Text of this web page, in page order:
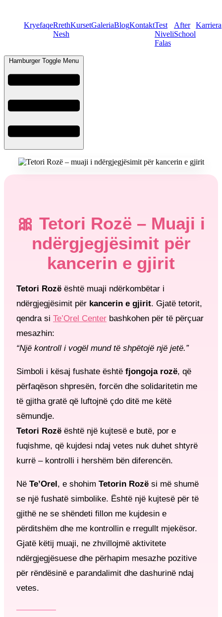
KryefaqeRreth
Nesh
KursetGaleriaBlogKontaktTest
Niveli
Falas
After
School
Karriera
Hamburger Toggle Menu
🎀 Tetori Rozë – Muaji i
ndërgjegjësimit për
kancerin e gjirit
Tetori Rozë është muaji ndërkombëtar i
ndërgjegjësimit për kancerin e gjirit. Gjatë tetorit,
qendra si Te’Orel Center bashkohen për të përçuar
mesazhin:
“Një kontroll i vogël mund të shpëtojë një jetë.”
Simboli i kësaj fushate është fjongoja rozë, që
përfaqëson shpresën, forcën dhe solidaritetin me
të gjitha gratë që luftojnë çdo ditë me këtë
sëmundje.
Tetori Rozë është një kujtesë e butë, por e
fuqishme, që kujdesi ndaj vetes nuk duhet shtyrë
kurrë – kontrolli i hershëm bën diferencën.
Në Te’Orel, e shohim Tetorin Rozë si më shumë
se një fushatë simbolike. Është një kujtesë për të
gjithë ne se shëndeti fillon me kujdesin e
përditshëm dhe me kontrollin e rregullt mjekësor.
Gjatë këtij muaji, ne zhvillojmë aktivitete
ndërgjegjësuese dhe përhapim mesazhe pozitive
për rëndësinë e parandalimit dhe dashurinë ndaj
vetes.